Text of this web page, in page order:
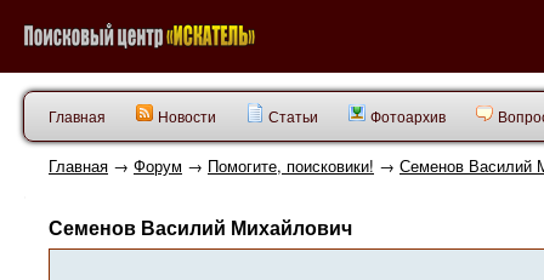
Главная Новости Статьи Фотоархив
Главная → Форум → Помогите, поисковики! → Семенов Василий
Семенов Василий Михайлович